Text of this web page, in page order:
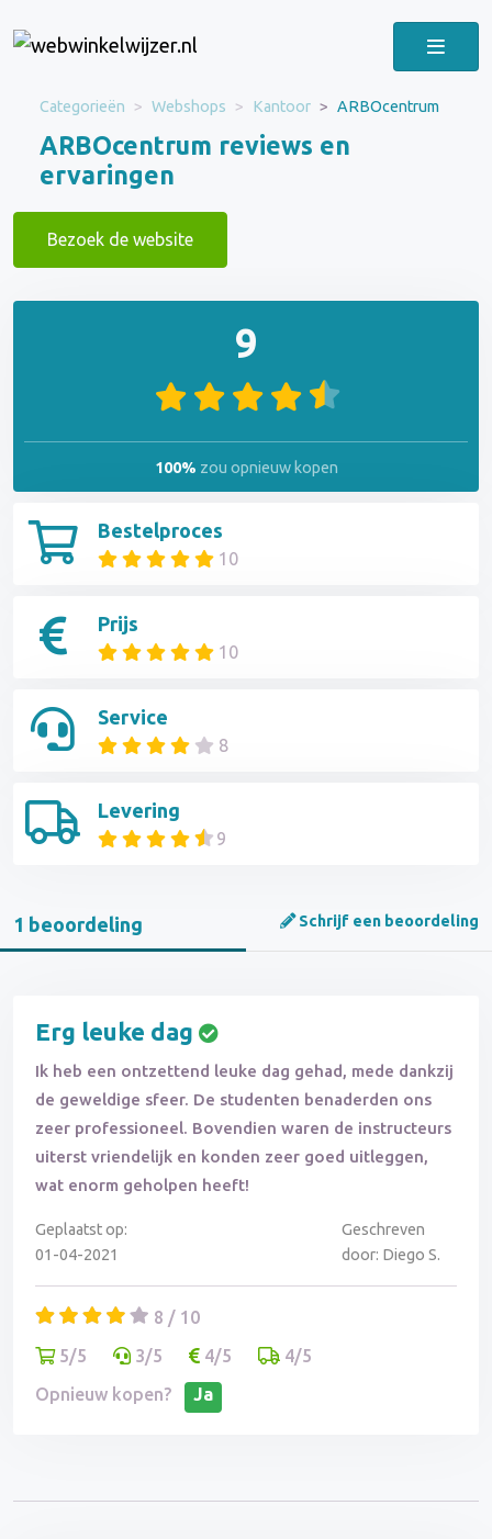
Categorieën Webshops Kantoor ARBOcentrum
ARBOcentrum reviews en
ervaringen
Bezoek de website
Bestelproces
10
Prijs
10
Service
8
Levering
9
9
100% zou opnieuw kopen
1 beoordeling Schrijf een beoordeling
Erg leuke dag
Ik heb een ontzettend leuke dag gehad, mede dankzij
de geweldige sfeer. De studenten benaderden ons
zeer professioneel. Bovendien waren de instructeurs
uiterst vriendelijk en konden zeer goed uitleggen,
wat enorm geholpen heeft!
Geplaatst op:
01-04-2021
Geschreven
door: Diego S.
8 / 10
5/5
3/5 4/5
4/5
Opnieuw kopen?
Ja